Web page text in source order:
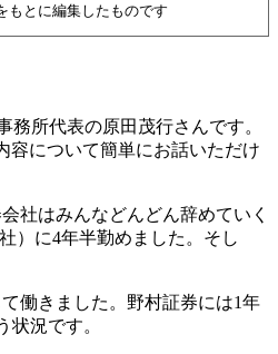
もとに編集したものです
所代表の原田茂行さんです。
容について簡単にお話いただけ
社はみんなどんどん辞めていく
）に4年半勤めました。そし
働きました。野村証券には1年
況です。